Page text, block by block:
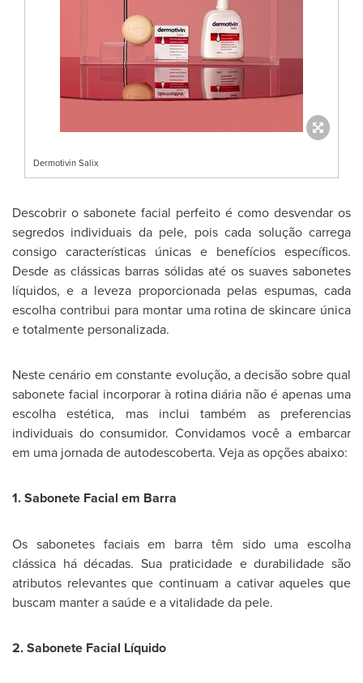
Dermotivin Salix
Descobrir o sabonete facial perfeito é como desvendar os
segredos individuais da pele, pois cada solução carrega
consigo características únicas e benefícios específicos.
Desde as clássicas barras sólidas até os suaves sabonetes
líquidos, e a leveza proporcionada pelas espumas, cada
escolha contribui para montar uma rotina de skincare única
e totalmente personalizada.
Neste cenário em constante evolução, a decisão sobre qual
sabonete facial incorporar à rotina diária não é apenas uma
escolha estética, mas inclui também as preferencias
individuais do consumidor. Convidamos você a embarcar
em uma jornada de autodescoberta. Veja as opções abaixo:
1. Sabonete Facial em Barra
Os sabonetes faciais em barra têm sido uma escolha
clássica há décadas. Sua praticidade e durabilidade são
atributos relevantes que continuam a cativar aqueles que
buscam manter a saúde e a vitalidade da pele.
2. Sabonete Facial Líquido